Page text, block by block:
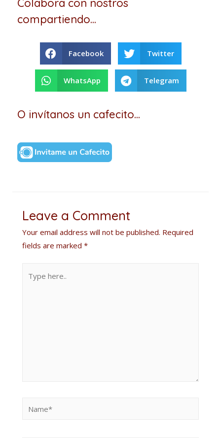
Colabora con nostros
compartiendo...
Facebook Twitter
WhatsApp Telegram
O invítanos un cafecito...
Leave a Comment
Your email address will not be published. Required
fields are marked *